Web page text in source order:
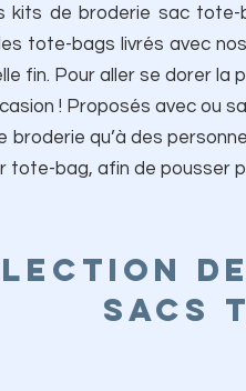
kits de broderie sac
tote-bags livrés avec
fin. Pour aller se dorer
! Proposés avec ou
broderie qu’à des
bag, afin de pousser
sacs